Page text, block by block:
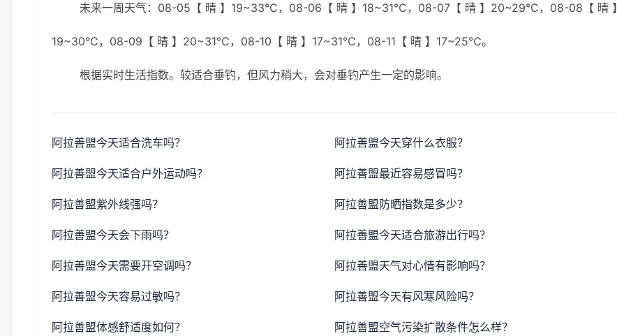
未来一周天气：08-05【 晴 】19~33℃，08-06【 晴 】18~31℃，08-07【 晴 】20~29℃，08-08【 晴 】
19~30℃，08-09【 晴 】20~31℃，08-10【 晴 】17~31℃，08-11【 晴 】17~25℃。
根据实时生活指数。较适合垂钓，但风力稍大，会对垂钓产生一定的影响。
阿拉善盟今天适合洗车吗？ 阿拉善盟今天穿什么衣服？
阿拉善盟今天适合户外运动吗？ 阿拉善盟最近容易感冒吗？
阿拉善盟紫外线强吗？ 阿拉善盟防晒指数是多少？
阿拉善盟今天会下雨吗？ 阿拉善盟今天适合旅游出行吗？
阿拉善盟今天需要开空调吗？ 阿拉善盟天气对心情有影响吗？
阿拉善盟今天容易过敏吗？ 阿拉善盟今天有风寒风险吗？
阿拉善盟体感舒适度如何？ 阿拉善盟空气污染扩散条件怎么样？